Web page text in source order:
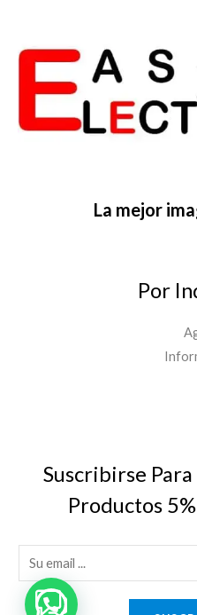
La mejor
Por
Suscribirse
Productos
m